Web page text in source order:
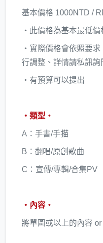
基本價格 1000NTD /
・此價格為基本最低價
・實際價格會依照要
行調整、詳情請私訊詢
・有預算可以提出
・類型・
A：手書/手描
B：翻唱/原創歌曲
C：宣傳/專輯/合集PV
・內容・
將單圖或以上的內容